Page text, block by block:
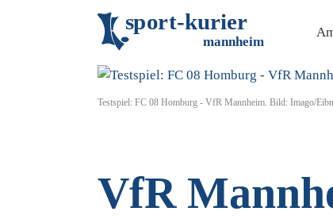
sport-kurier
mannheim
Testspiel: FC 08 Homburg - VfR Mannheim. Bild: Imago/
VfR